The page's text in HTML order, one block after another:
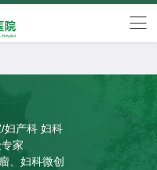
妇产科教研室/妇产科 妇科
家
、妇科微创